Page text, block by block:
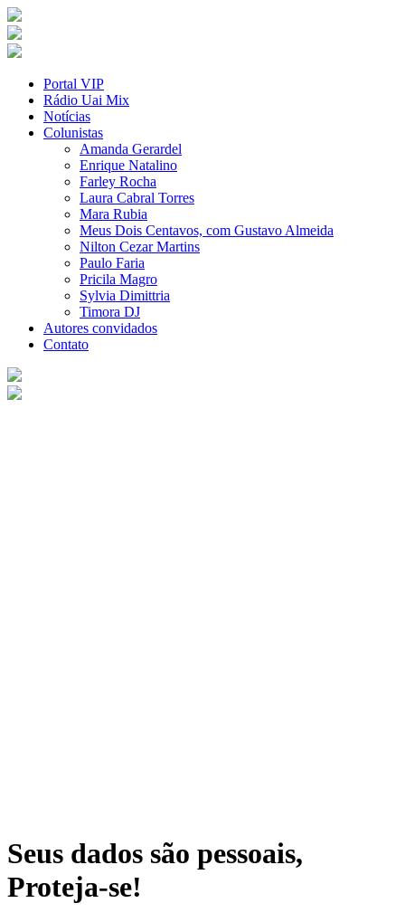
Portal VIP
Rádio Uai Mix
Notícias
Colunistas
Amanda Gerardel
Enrique Natalino
Farley Rocha
Laura Cabral Torres
Mara Rubia
Meus Dois Centavos, com Gustavo Almeida
Nilton Cezar Martins
Paulo Faria
Pricila Magro
Sylvia Dimittria
Timora DJ
Autores convidados
Contato
Seus dados são pessoais,
Proteja-se!